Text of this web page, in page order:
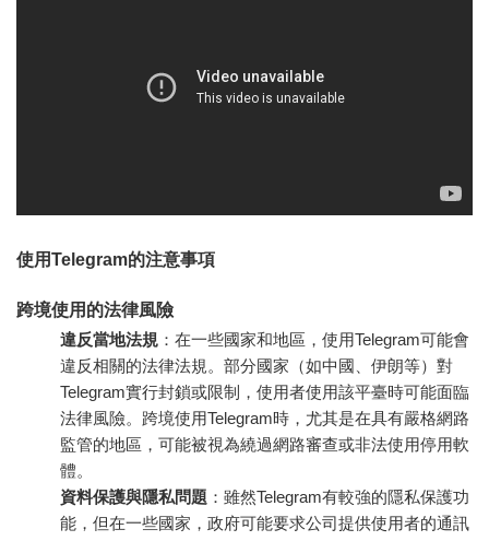
使用Telegram的注意事項
跨境使用的法律風險
違反當地法規 ：在一些國家和地區，使用Telegram可能會
違反相關的法律法規。部分國家（如中國、伊朗等）對
Telegram實行封鎖或限制，使用者使用該平臺時可能面臨
法律風險。跨境使用Telegram時，尤其是在具有嚴格網路
監管的地區，可能被視為繞過網路審查或非法使用停用軟
體。
資料保護與隱私問題 ：雖然Telegram有較強的隱私保護功
能，但在一些國家，政府可能要求公司提供使用者的通訊